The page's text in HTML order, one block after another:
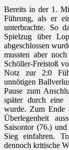
Bereits in der 1.
Führung, als er
unterbrachte. So
Spielzug über
abgeschlossen
mussten aber
Schöller-Freistoß
Notz zur 2:0
unnötigen
Pause zum
später durch eine
wurde. Zum Ende
Überlegenheit
Saisontor (76.)
Sieg einfahren.
dennoch kritische